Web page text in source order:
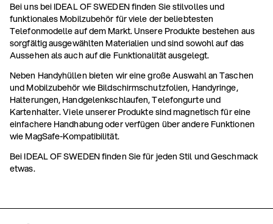
Bei uns bei IDEAL OF SWEDEN finden Sie stilvolles und
funktionales Mobilzubehör für viele der beliebtesten
Telefonmodelle auf dem Markt. Unsere Produkte bestehen aus
sorgfältig ausgewählten Materialien und sind sowohl auf das
Aussehen als auch auf die Funktionalität ausgelegt.
Neben Handyhüllen bieten wir eine große Auswahl an Taschen
und Mobilzubehör wie Bildschirmschutzfolien, Handyringe,
Halterungen, Handgelenkschlaufen, Telefongurte und
Kartenhalter. Viele unserer Produkte sind magnetisch für eine
einfachere Handhabung oder verfügen über andere Funktionen
wie MagSafe-Kompatibilität.
Bei IDEAL OF SWEDEN finden Sie für jeden Stil und Geschmack
etwas.